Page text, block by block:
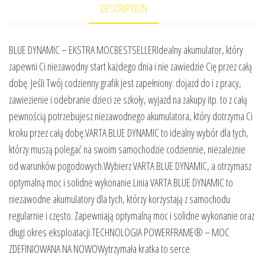
DESCRIPTION
BLUE DYNAMIC – EKSTRA MOCBESTSELLERIdealny akumulator, który
zapewni Ci niezawodny start każdego dnia i nie zawiedzie Cię przez całą
dobę. Jeśli Twój codzienny grafik jest zapełniony: dojazd do i z pracy,
zawiezienie i odebranie dzieci ze szkoły, wyjazd na zakupy itp. to z całą
pewnością potrzebujesz niezawodnego akumulatora, który dotrzyma Ci
kroku przez całą dobę.VARTA BLUE DYNAMIC to idealny wybór dla tych,
którzy muszą polegać na swoim samochodzie codziennie, niezależnie
od warunków pogodowych.Wybierz VARTA BLUE DYNAMIC, a otrzymasz
optymalną moc i solidne wykonanie.Linia VARTA BLUE DYNAMIC to
niezawodne akumulatory dla tych, którzy korzystają z samochodu
regularnie i często. Zapewniają optymalną moc i solidne wykonanie oraz
długi okres eksploatacji.TECHNOLOGIA POWERFRAME® – MOC
ZDEFINIOWANA NA NOWOWytrzymała kratka to serce